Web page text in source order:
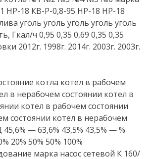
НР-18 КВ-Р-0,8-95 НР-18 НР-18
уголь уголь уголь уголь уголь
Гкал/ч 0,95 0,35 0,69 0,35 0,35
2012г. 1998г. 2014г. 2003г. 2003г.
котла котел в рабочем
в нерабочем состоянии котел в
котел в рабочем состоянии
состоянии котел в нерабочем
— 63,6% 43,5% 43,5% — %
20% 50% 50% 100%
марка насос сетевой К 160/